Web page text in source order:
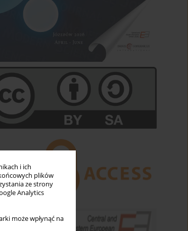
i ich
plików
ze strony
Analytics
może wpłynąć na